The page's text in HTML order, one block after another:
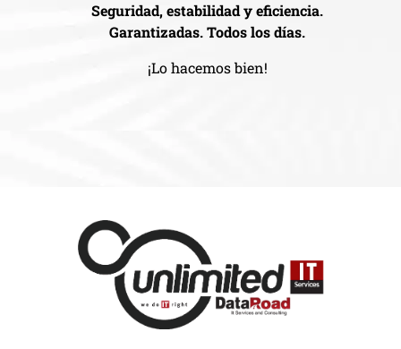
Seguridad, estabilidad y eficiencia.
Garantizadas. Todos los días.
¡Lo hacemos bien!